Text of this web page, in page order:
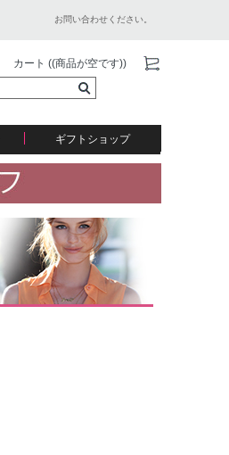
お問い合わせください。
カート ((商品が空です))
ギフトショップ